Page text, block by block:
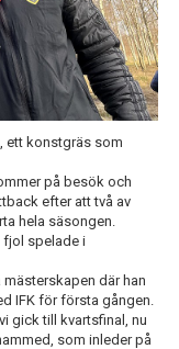
ett konstgräs som
på besök och
efter att två av
hela säsongen.
fjol spelade i
där han
IFK för första gången.
gick till kvartsfinal, nu
som inleder på